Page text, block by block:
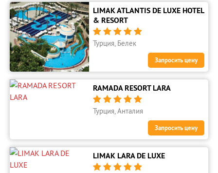
LIMAK ATLANTIS DE LUXE HOTEL
& RESORT
    
Турция, Белек
Запросить цену
RAMADA RESORT LARA
    
Турция, Анталия
Запросить цену
LIMAK LARA DE LUXE
    